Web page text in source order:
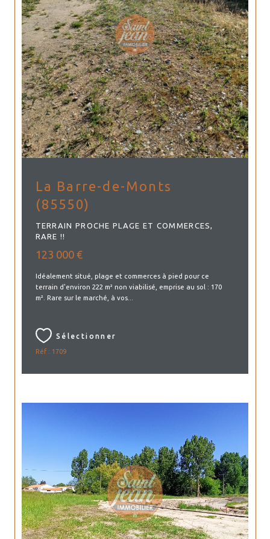
La Barre-de-Monts
(85550)
TERRAIN PROCHE PLAGE ET COMMERCES,
RARE !!
123 000 €
Idéalement situé, plage et commerces à pied pour ce
terrain d'environ 222 m² non viabilisé, emprise au sol : 170
m². Rare sur le marché, à vos...
Sélectionner
Réf : 1709